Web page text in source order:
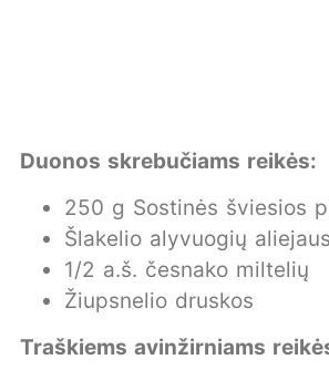
Duonos skrebučiams reikės:
250 g Sostinės šviesios
Šlakelio alyvuogių aliejaus
1/2 a.š. česnako miltelių
Žiupsnelio druskos
Traškiems avinžirniams